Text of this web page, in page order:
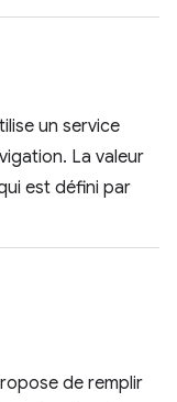
un service
La valeur
est défini par
de remplir